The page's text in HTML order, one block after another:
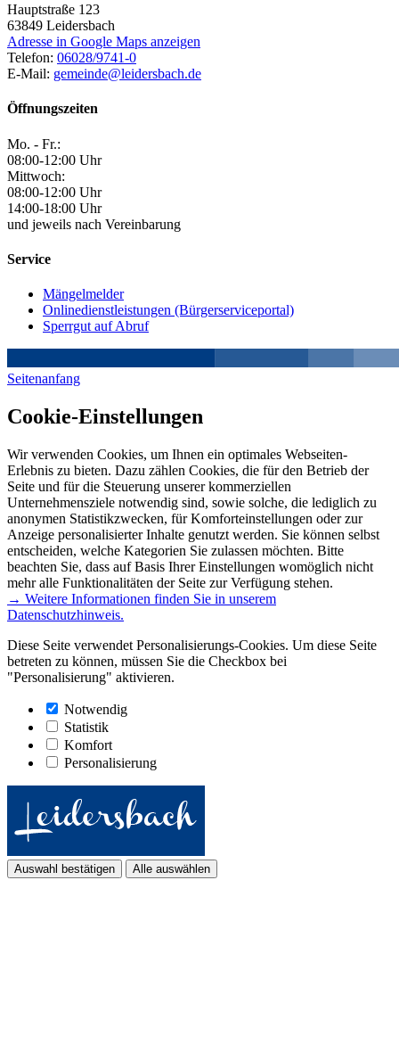
Hauptstraße 123
63849 Leidersbach
Adresse in Google Maps anzeigen
Telefon: 06028/9741-0
E-Mail: gemeinde@leidersbach.de
Öffnungszeiten
Mo. - Fr.:
08:00-12:00 Uhr
Mittwoch:
08:00-12:00 Uhr
14:00-18:00 Uhr
und jeweils nach Vereinbarung
Service
Mängelmelder
Onlinedienstleistungen (Bürgerserviceportal)
Sperrgut auf Abruf
Seitenanfang
Cookie-Einstellungen
Wir verwenden Cookies, um Ihnen ein optimales Webseiten-
Erlebnis zu bieten. Dazu zählen Cookies, die für den Betrieb der
Seite und für die Steuerung unserer kommerziellen
Unternehmensziele notwendig sind, sowie solche, die lediglich zu
anonymen Statistikzwecken, für Komforteinstellungen oder zur
Anzeige personalisierter Inhalte genutzt werden. Sie können selbst
entscheiden, welche Kategorien Sie zulassen möchten. Bitte
beachten Sie, dass auf Basis Ihrer Einstellungen womöglich nicht
mehr alle Funktionalitäten der Seite zur Verfügung stehen.
→ Weitere Informationen finden Sie in unserem
Datenschutzhinweis.
Diese Seite verwendet Personalisierungs-Cookies. Um diese Seite
betreten zu können, müssen Sie die Checkbox bei
"Personalisierung" aktivieren.
Notwendig
Statistik
Komfort
Personalisierung
Auswahl bestätigen Alle auswählen